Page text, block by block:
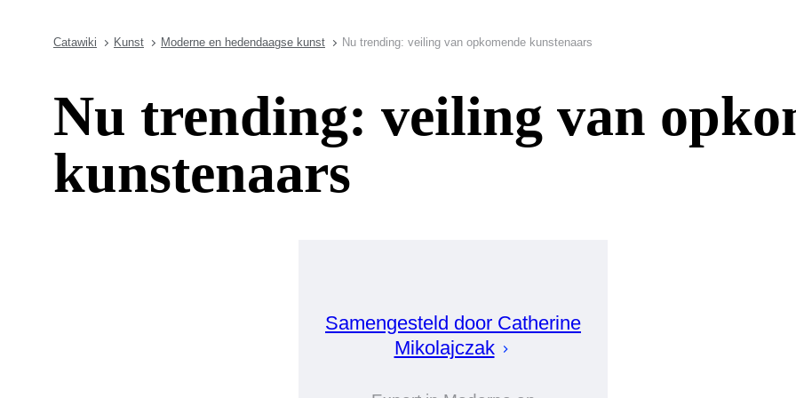
Catawiki Kunst Moderne en hedendaagse kunst Nu trending: veiling van opkomende kunstenaars
Nu trending: veiling van
kunstenaars
Samengesteld door Catherine
Mikolajczak